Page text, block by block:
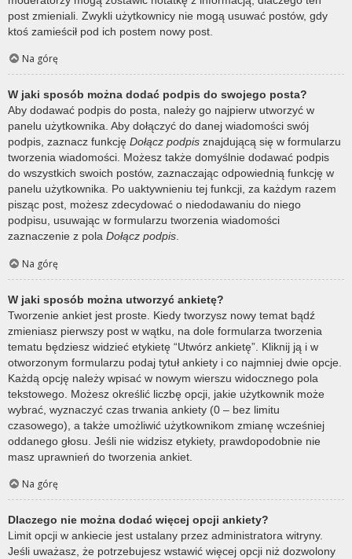
post zmieniali. Zwykli użytkownicy nie mogą usuwać postów, gdy
ktoś zamieścił pod ich postem nowy post.
Na górę
W jaki sposób można dodać podpis do swojego posta?
Aby dodawać podpis do posta, należy go najpierw utworzyć w
panelu użytkownika. Aby dołączyć do danej wiadomości swój
podpis, zaznacz funkcję Dołącz podpis znajdującą się w formularzu
tworzenia wiadomości. Możesz także domyślnie dodawać podpis
do wszystkich swoich postów, zaznaczając odpowiednią funkcję w
panelu użytkownika. Po uaktywnieniu tej funkcji, za każdym razem
pisząc post, możesz zdecydować o niedodawaniu do niego
podpisu, usuwając w formularzu tworzenia wiadomości
zaznaczenie z pola Dołącz podpis.
Na górę
W jaki sposób można utworzyć ankietę?
Tworzenie ankiet jest proste. Kiedy tworzysz nowy temat bądź
zmieniasz pierwszy post w wątku, na dole formularza tworzenia
tematu będziesz widzieć etykietę “Utwórz ankietę”. Kliknij ją i w
otworzonym formularzu podaj tytuł ankiety i co najmniej dwie opcje.
Każdą opcję należy wpisać w nowym wierszu widocznego pola
tekstowego. Możesz określić liczbę opcji, jakie użytkownik może
wybrać, wyznaczyć czas trwania ankiety (0 – bez limitu
czasowego), a także umożliwić użytkownikom zmianę wcześniej
oddanego głosu. Jeśli nie widzisz etykiety, prawdopodobnie nie
masz uprawnień do tworzenia ankiet.
Na górę
Dlaczego nie można dodać więcej opcji ankiety?
Limit opcji w ankiecie jest ustalany przez administratora witryny.
Jeśli uważasz, że potrzebujesz wstawić więcej opcji niż dozwolony